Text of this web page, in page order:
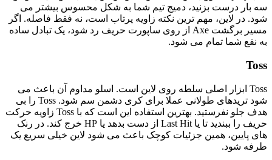
سه بار درست بزنید، دمیج تیم شما به شکل محسوس بیشتر می
شود. در لاین، مهم ترین نکته زاویه پرتاب است، نه فقط فاصله. اگر
مسیر برگشت Axe از روی ساپورت حریف رد شود، یک تبادل ساده
به نفع شما تمام می شود.
Toss
Toss ابزار اصلی سلطه روی لاین است. اسلو مداوم آن باعث می
شود تریدهای طولانی عملا برای کری دشمن سم شود. Toss را بی
هدف جلو نفرستید. بهترین استفاده این است که با Toss زاویه حرکت
حریف را ببندید تا یا Last Hit از دست بدهد یا HP خرج کند. در رنک
های پایین، همین جزئیات کوچک باعث می شود لاین خیلی سریع یک
طرفه شود.